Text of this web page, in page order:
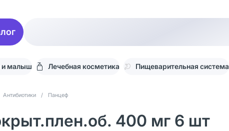
малыш Лечебная косметика Пищеварительная система
Антибиотики / Панцеф
400 мг 6 шт